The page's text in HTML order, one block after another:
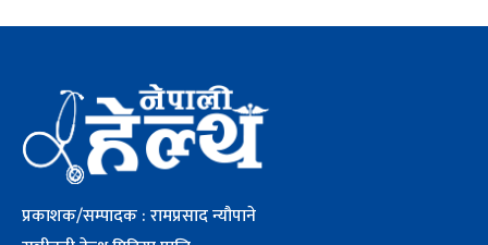
प्रकाशक/सम्पादक : रामप्रसाद न्यौपाने